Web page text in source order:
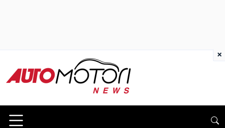
×